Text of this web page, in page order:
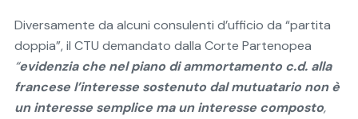
Diversamente da alcuni consulenti d’ufficio da “partita
doppia”, il CTU demandato dalla Corte Partenopea
“evidenzia che nel piano di ammortamento c.d. alla
francese l’interesse sostenuto dal mutuatario non è
un interesse semplice ma un interesse composto,